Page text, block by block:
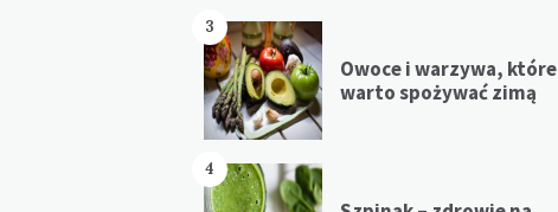
3
Owoce i warzywa, które
warto spożywać zimą
4